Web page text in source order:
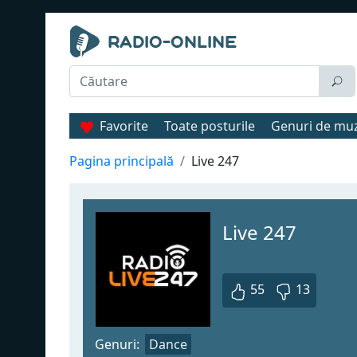
Favorite Toate posturile Genuri de
Pagina principală
Live 247
Live 247
55 13
Genuri: Dance